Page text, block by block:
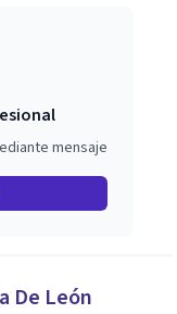
mensaje
De León